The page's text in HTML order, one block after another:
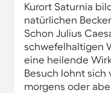
Kurort Saturnia
natürlichen
Schon Julius
schwefelhaltigen
eine heilende
Besuch lohnt sich
morgens oder